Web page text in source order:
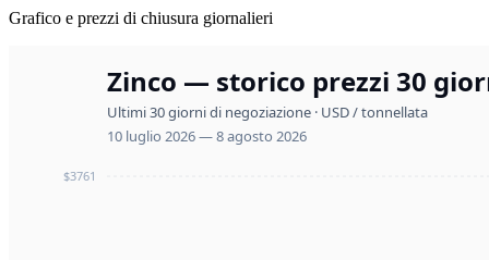
Grafico e prezzi di chiusura giornalieri